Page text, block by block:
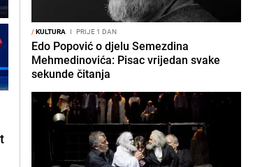
/KULTURA I PRIJE 1 DAN
Edo Popović o djelu Semezdina
Mehmedinovića: Pisac vrijedan svake
sekunde čitanja